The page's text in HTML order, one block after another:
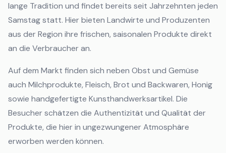
lange Tradition und findet bereits seit Jahrzehnten jeden
Samstag statt. Hier bieten Landwirte und Produzenten
aus der Region ihre frischen, saisonalen Produkte direkt
an die Verbraucher an.
Auf dem Markt finden sich neben Obst und Gemüse
auch Milchprodukte, Fleisch, Brot und Backwaren, Honig
sowie handgefertigte Kunsthandwerksartikel. Die
Besucher schätzen die Authentizität und Qualität der
Produkte, die hier in ungezwungener Atmosphäre
erworben werden können.